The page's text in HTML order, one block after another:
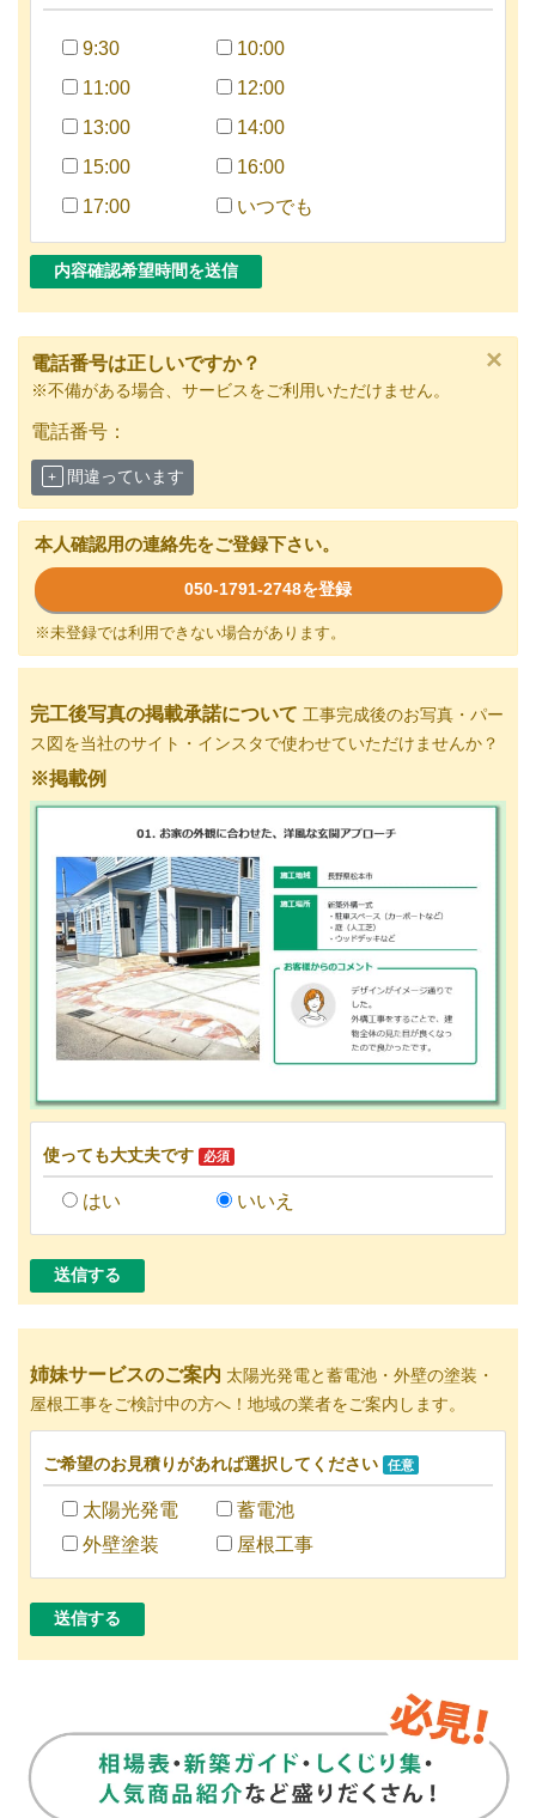
9:30
10:00
11:00
12:00
13:00
14:00
15:00
16:00
17:00
いつでも
×
電話番号は正しいですか？
※不備がある場合、サービスをご利用いただけません。
電話番号：
間違っています
本人確認用の連絡先をご登録下さい。
050-1791-2748を登録
※未登録では利用できない場合があります。
完工後写真の掲載承諾について 工事完成後のお写真・パー
ス図を当社のサイト・インスタで使わせていただけませんか？
※掲載例
使っても大丈夫です 必須
はい いいえ
姉妹サービスのご案内 太陽光発電と蓄電池・外壁の塗装・
屋根工事をご検討中の方へ！地域の業者をご案内します。
ご希望のお見積りがあれば選択してください 任意
太陽光発電
蓄電池
外壁塗装
屋根工事